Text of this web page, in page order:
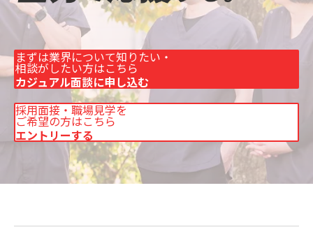
まずは業界について知りたい・
相談がしたい方はこちら
カジュアル面談に申し込む
採用面接・職場見学を
ご希望の方はこちら
エントリーする